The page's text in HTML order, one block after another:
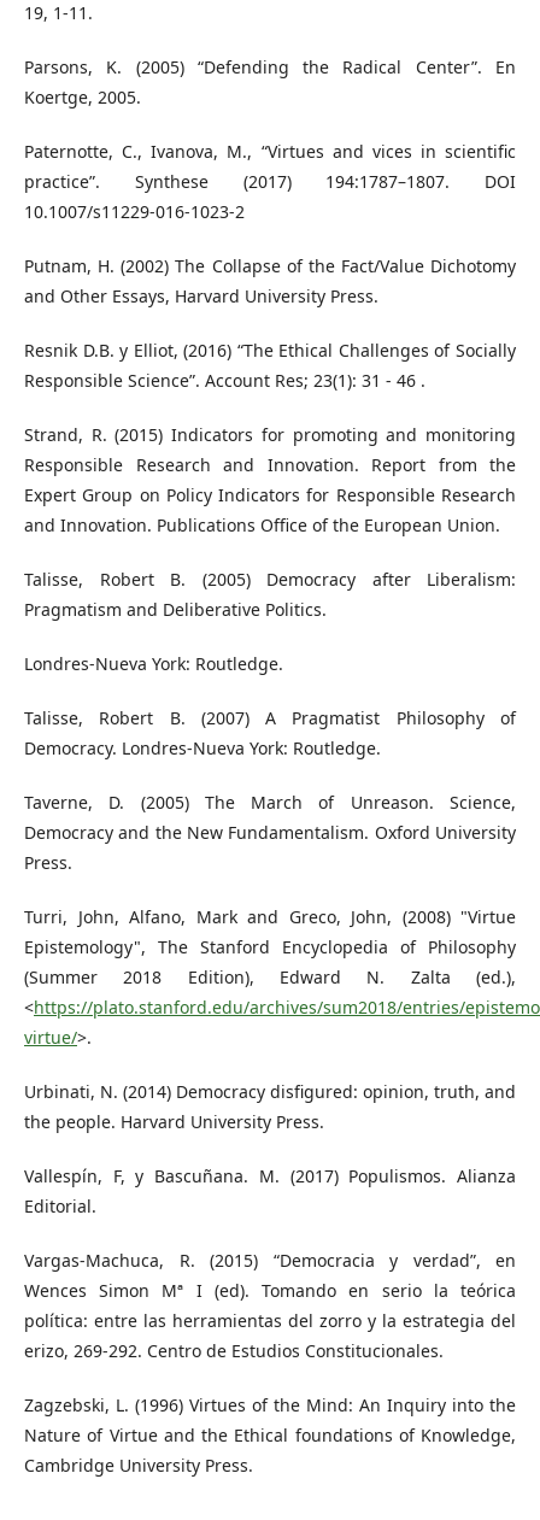
19, 1-11.
Parsons, K. (2005) “Defending the Radical Center”. En
Koertge, 2005.
Paternotte, C., Ivanova, M., “Virtues and vices in scientific
practice”. Synthese (2017) 194:1787–1807. DOI
10.1007/s11229-016-1023-2
Putnam, H. (2002) The Collapse of the Fact/Value Dichotomy
and Other Essays, Harvard University Press.
Resnik D.B. y Elliot, (2016) “The Ethical Challenges of Socially
Responsible Science”. Account Res; 23(1): 31 - 46 .
Strand, R. (2015) Indicators for promoting and monitoring
Responsible Research and Innovation. Report from the
Expert Group on Policy Indicators for Responsible Research
and Innovation. Publications Office of the European Union.
Talisse, Robert B. (2005) Democracy after Liberalism:
Pragmatism and Deliberative Politics.
Londres-Nueva York: Routledge.
Talisse, Robert B. (2007) A Pragmatist Philosophy of
Democracy. Londres-Nueva York: Routledge.
Taverne, D. (2005) The March of Unreason. Science,
Democracy and the New Fundamentalism. Oxford University
Press.
Turri, John, Alfano, Mark and Greco, John, (2008) "Virtue
Epistemology", The Stanford Encyclopedia of Philosophy
(Summer 2018 Edition), Edward N. Zalta (ed.),
<https://plato.stanford.edu/archives/sum2018/entries/
virtue/>.
Urbinati, N. (2014) Democracy disfigured: opinion, truth, and
the people. Harvard University Press.
Vallespín, F, y Bascuñana. M. (2017) Populismos. Alianza
Editorial.
Vargas-Machuca, R. (2015) “Democracia y verdad”, en
Wences Simon Mª I (ed). Tomando en serio la teórica
política: entre las herramientas del zorro y la estrategia del
erizo, 269-292. Centro de Estudios Constitucionales.
Zagzebski, L. (1996) Virtues of the Mind: An Inquiry into the
Nature of Virtue and the Ethical foundations of Knowledge,
Cambridge University Press.